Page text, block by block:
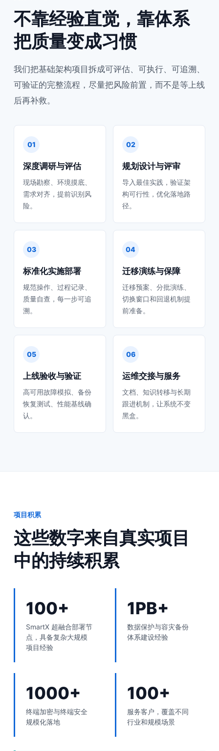
不靠经验直觉，靠体系
把质量变成习惯
我们把基础架构项目拆成可评估、可执行、可追溯、
可验证的完整流程，尽量把风险前置，而不是等上线
后再补救。
01
深度调研与评估
现场勘察、环境摸底、
需求对齐，提前识别风
险。
02
规划设计与评审
导入最佳实践，验证架
构可行性，优化落地路
径。
03
标准化实施部署
规范操作、过程记录、
质量自查，每一步可追
溯。
04
迁移演练与保障
迁移预案、分批演练、
切换窗口和回退机制提
前准备。
05
上线验收与验证
高可用故障模拟、备份
恢复测试、性能基线确
认。
06
运维交接与服务
文档、知识转移与长期
跟进机制，让系统不变
黑盒。
项目积累
这些数字来自真实项目
中的持续积累
100+
SmartX 超融合部署节
点，具备复杂大规模
项目经验
1PB+
数据保护与容灾备份
体系建设经验
1000+
终端加密与终端安全
规模化落地
100+
服务客户，覆盖不同
行业和规模场景